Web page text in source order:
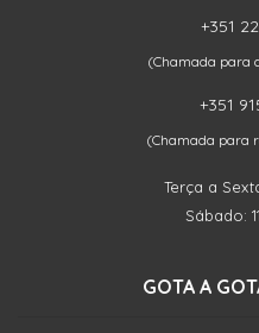
+351
(Chamada para
+351
(Chamada para
Terça a
Sábado:
GOTA A